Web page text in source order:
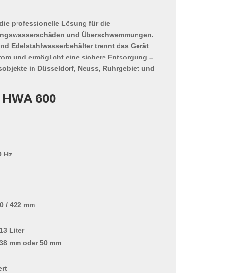
professionelle Lösung für die
und Überschwemmungen.
Edelstahlwasserbehältertrennt das Gerät
und ermöglicht eine sichere Entsorgung –
in Düsseldorf, Neuss, Ruhrgebiet und
600
Hz
/ 422 mm
13 Liter
38 mm oder 50 mm